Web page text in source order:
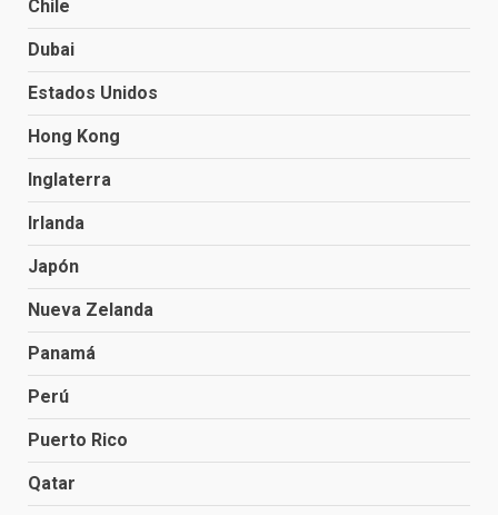
Chile
Dubai
Estados Unidos
Hong Kong
Inglaterra
Irlanda
Japón
Nueva Zelanda
Panamá
Perú
Puerto Rico
Qatar